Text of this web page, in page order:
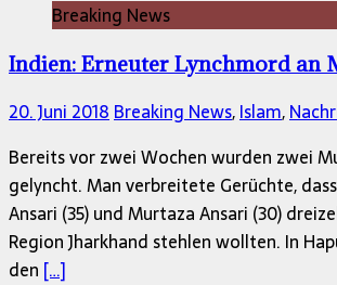
Breaking News
Indien: Erneuter Lynchmord an
20. Juni 2018 Breaking News,Islam,
Bereits vor zwei Wochen wurden zwei
gelyncht. Man verbreitete Gerüchte,
Ansari (35) und Murtaza Ansari (30)
Region Jharkhand stehlen wollten. In
den […]